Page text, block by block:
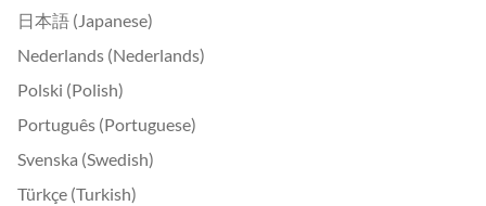
日本語 (Japanese)
Nederlands (Nederlands)
Polski (Polish)
Português (Portuguese)
Svenska (Swedish)
Türkçe (Turkish)